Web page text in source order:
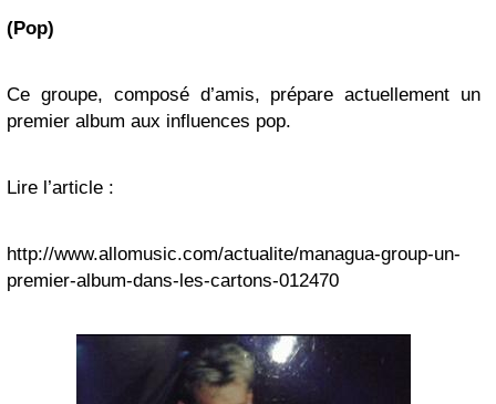
(Pop)
Ce groupe, composé d’amis, prépare actuellement un
premier album aux influences pop.
Lire l’article :
http://www.allomusic.com/actualite/managua-group-un-
premier-album-dans-les-cartons-012470